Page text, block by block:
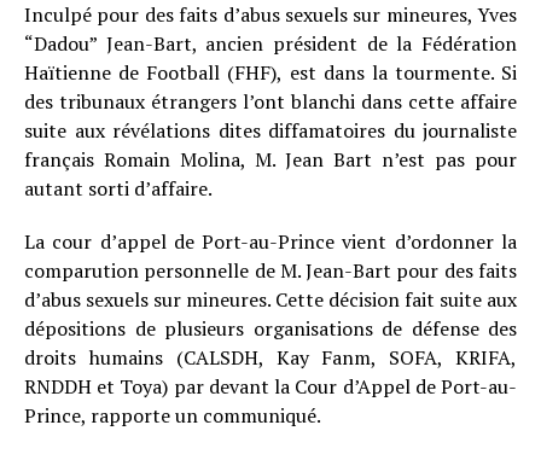
Inculpé pour des faits d’abus sexuels sur mineures, Yves
“Dadou” Jean-Bart, ancien président de la Fédération
Haïtienne de Football (FHF), est dans la tourmente. Si
des tribunaux étrangers l’ont blanchi dans cette affaire
suite aux révélations dites diffamatoires du journaliste
français Romain Molina, M. Jean Bart n’est pas pour
autant sorti d’affaire.
La cour d’appel de Port-au-Prince vient d’ordonner la
comparution personnelle de M. Jean-Bart pour des faits
d’abus sexuels sur mineures. Cette décision fait suite aux
dépositions de plusieurs organisations de défense des
droits humains (CALSDH, Kay Fanm, SOFA, KRIFA,
RNDDH et Toya) par devant la Cour d’Appel de Port-au-
Prince, rapporte un communiqué.